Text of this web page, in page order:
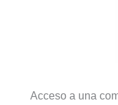
Acceso a una